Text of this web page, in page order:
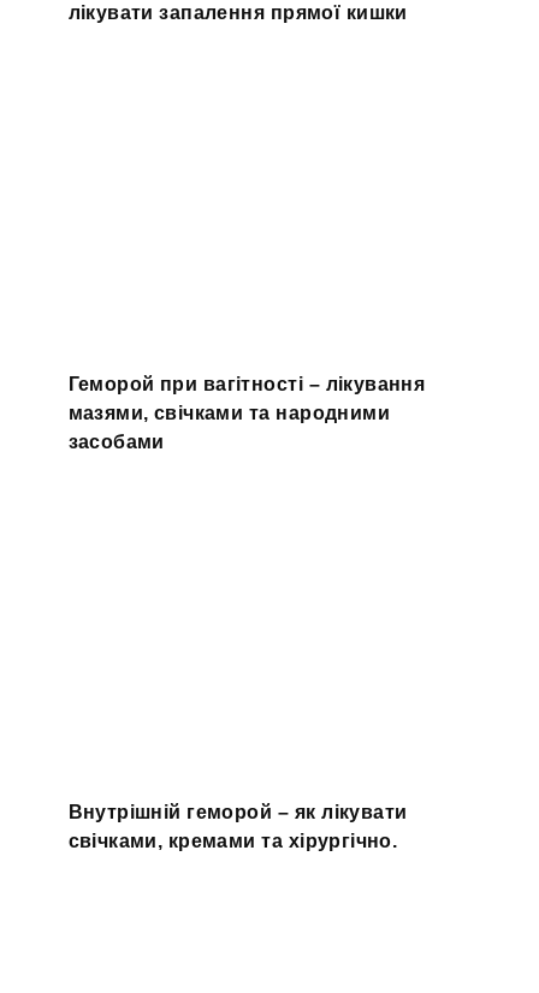
лікувати запалення прямої кишки
Геморой при вагітності – лікування
мазями, свічками та народними
засобами
Внутрішній геморой – як лікувати
свічками, кремами та хірургічно.